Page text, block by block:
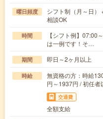
曜日頻度
シフト制（月～日）
相談OK
時間
【シフト例】07:00
は一例です！そ…
期間 即日～2ヶ月以上
時給
無資格の方：時給
円～1937円 / 初任
交通費
全額支給